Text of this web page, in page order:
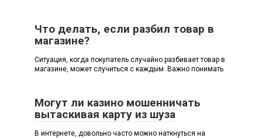
Что делать, если разбил товар в
магазине?
Ситуация, когда покупатель случайно разбивает товар в
магазине, может случиться с каждым. Важно понимать
Могут ли казино мошенничать
вытаскивая карту из шуза
В интернете, довольно часто можно наткнуться на